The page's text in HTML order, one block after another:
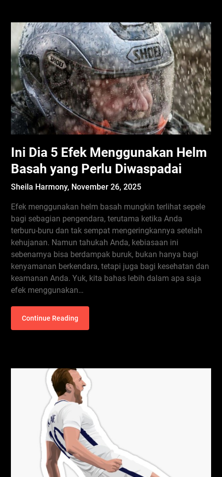
Ini Dia 5 Efek Menggunakan Helm
Basah yang Perlu Diwaspadai
Sheila Harmony, November 26, 2025
Efek menggunakan helm basah mungkin terlihat sepele
bagi sebagian pengendara, terutama ketika Anda
terburu-buru dan tak sempat mengeringkannya setelah
kehujanan. Namun tahukah Anda, kebiasaan ini
sebenarnya bisa berdampak buruk, bukan hanya bagi
kenyamanan berkendara, tetapi juga bagi kesehatan dan
keamanan Anda. Yuk, kita bahas lebih dalam apa saja
efek menggunakan…
Continue Reading